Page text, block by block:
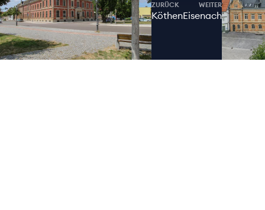
ZURÜCK
Köthen
WEITER
Eisenach